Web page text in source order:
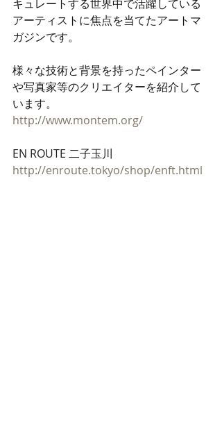
キュレートする世界中で活躍している
アーティストに焦点を当てたアートマ
ガジンです。
様々な技術と背景を持ったペインター
や写真家等のクリエイターを紹介して
います。
http://www.montem.org/
EN ROUTE 二子玉川
http://enroute.tokyo/shop/enft.html